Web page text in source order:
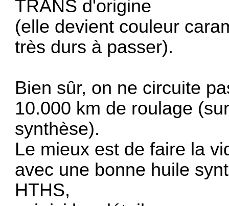
TRANS d'origine
(elle devient couleur
très durs à passer).
Bien sûr, on ne circuite
10.000 km de roulage
synthèse).
Le mieux est de faire la
avec une bonne huile
HTHS,